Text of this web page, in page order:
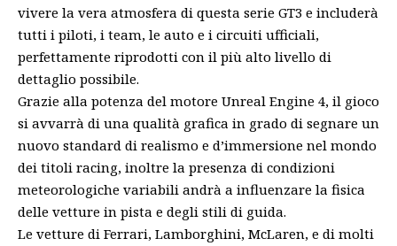
vivere la vera atmosfera di questa serie GT3 e includerà
tutti i piloti, i team, le auto e i circuiti ufficiali,
perfettamente riprodotti con il più alto livello di
dettaglio possibile.
Grazie alla potenza del motore Unreal Engine 4, il gioco
si avvarrà di una qualità grafica in grado di segnare un
nuovo standard di realismo e d’immersione nel mondo
dei titoli racing, inoltre la presenza di condizioni
meteorologiche variabili andrà a influenzare la fisica
delle vetture in pista e degli stili di guida.
Le vetture di Ferrari, Lamborghini, McLaren, e di molti